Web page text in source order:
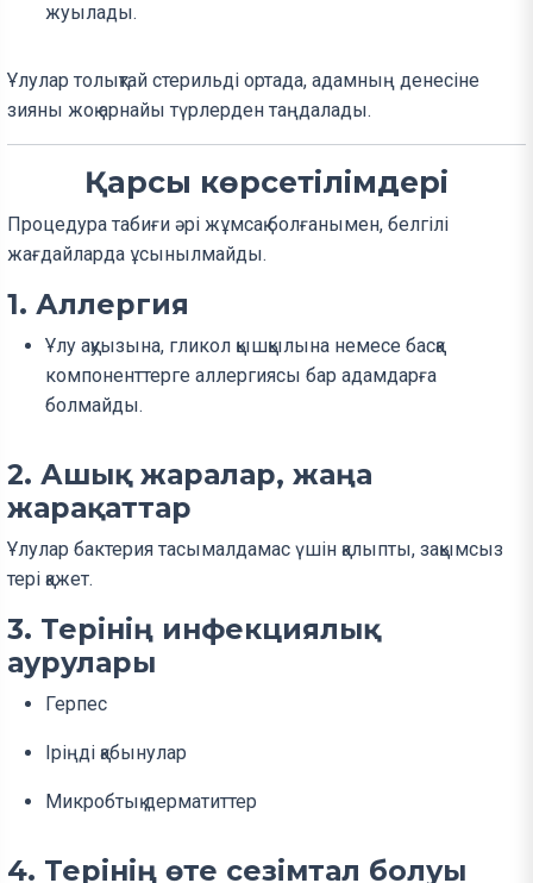
жуылады.
Ұлулар толықтай стерильді ортада, адамның денесіне
зияны жоқ арнайы түрлерден таңдалады.
Қарсы көрсетілімдері
Процедура табиғи әрі жұмсақ болғанымен, белгілі
жағдайларда ұсынылмайды.
1. Аллергия
Ұлу ақуызына, гликол қышқылына немесе басқа
компоненттерге аллергиясы бар адамдарға
болмайды.
2. Ашық жаралар, жаңа
жарақаттар
Ұлулар бактерия тасымалдамас үшін қалыпты, зақымсыз
тері қажет.
3. Терінің инфекциялық
аурулары
Герпес
Іріңді қабынулар
Микробтық дерматиттер
4. Терінің өте сезімтал болуы